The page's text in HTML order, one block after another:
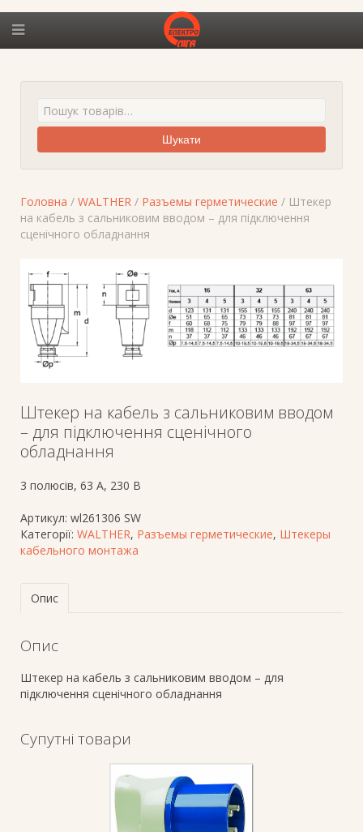
Шукати
Головна / WALTHER / Разъемы герметические / Штекер
на кабель з сальниковим вводом – для підключення
сценічного обладнання
Штекер на кабель з сальниковим вводом
– для підключення сценічного
обладнання
3 полюсів, 63 A, 230 В
Артикул: wl261306 SW
Категорії: WALTHER, Разъемы герметические, Штекеры
кабельного монтажа
Опис
Опис
Штекер на кабель з сальниковим вводом – для
підключення сценічного обладнання
Супутні товари